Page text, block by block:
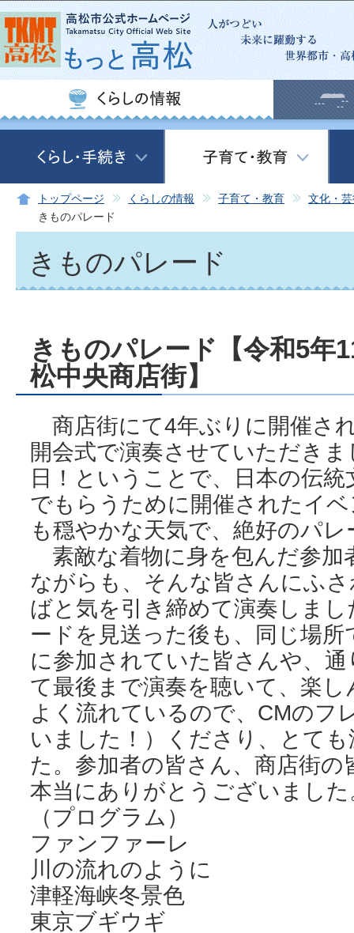
この
トップページ くらしの情報 子育て・教育
文化・
きものパレード
きものパレード
きものパレード【令和5年
松中央商店街】
商店街にて4年ぶりに開催さ
開会式で演奏させていただき
日！ということで、日本の伝
でもらうために開催されたイ
も穏やかな天気で、絶好のパ
素敵な着物に身を包んだ参加
ながらも、そんな皆さんにふ
ばと気を引き締めて演奏しま
ードを見送った後も、同じ場
に参加されていた皆さんや、
て最後まで演奏を聴いて、楽
よく流れているので、CMのフ
いました！）くださり、とて
た。参加者の皆さん、商店街
本当にありがとうございました
（プログラム）
ファンファーレ
川の流れのように
津軽海峡冬景色
東京ブギウギ